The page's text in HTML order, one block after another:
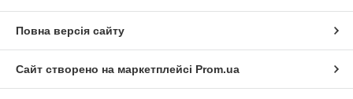
Повна версія сайту
Сайт створено на маркетплейсі Prom.ua